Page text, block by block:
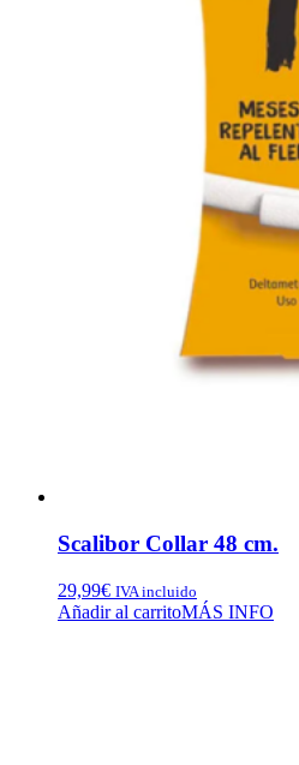
Scalibor Collar 48 cm.
29,99€ IVA incluido
Añadir al carritoMÁS INFO